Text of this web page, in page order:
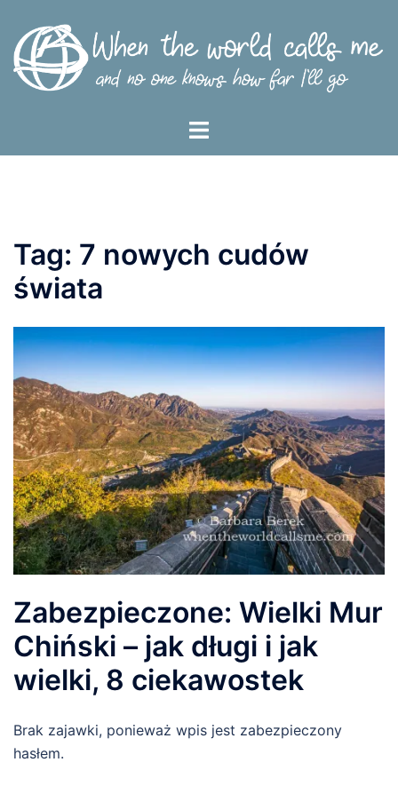
treści
Menu
Tag: 7 nowych cudów
świata
Zabezpieczone: Wielki Mur
Chiński – jak długi i jak
wielki, 8 ciekawostek
Brak zajawki, ponieważ wpis jest zabezpieczony
hasłem.